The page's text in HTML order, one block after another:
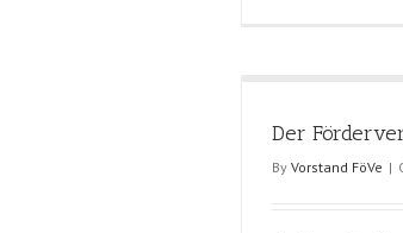
Der
By Vorstand FöVe |